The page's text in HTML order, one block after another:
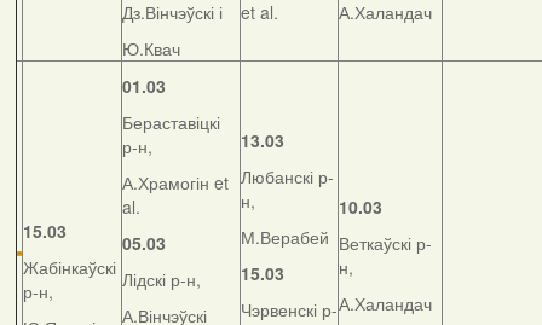
Дз.Вінчэўскі і
Ю.Квач
et al.
А.Халандач
15.03
Жабінкаўскі
р-н,
01.03
Бераставіцкі
р-н,
А.Храмогін et
al.
05.03
Лідскі р-н,
А.Вінчэўскі
13.03
Любанскі р-
н,
М.Верабей
15.03
Чэрвенскі р-
10.03
Веткаўскі р-
н,
А.Халандач